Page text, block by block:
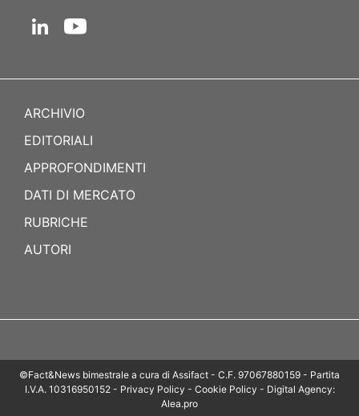
ARCHIVIO
EDITORIALI
APPROFONDIMENTI
DATI DI MERCATO
RUBRICHE
AUTORI
©Fact&News bimestrale a cura di Assifact - C.F. 97067880159 - Partita
I.V.A. 10316950152 - Privacy Policy - Cookie Policy - Digital Agency:
Alea.pro